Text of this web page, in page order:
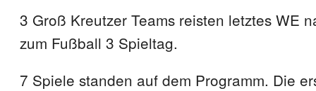
3 Groß Kreutzer Teams reisten letztes WE
zum Fußball 3 Spieltag.
7 Spiele standen auf dem Programm. Die